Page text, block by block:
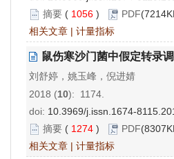
摘要 ( 1056 ) PDF
相关文章 | 计量指标
鼠伤寒沙门菌中假定转录
刘舒婷，姚玉峰，倪进婧
2018 (10): 1174.
doi: 10.3969/j.issn.1674-
摘要 ( 1274 ) PDF
相关文章 | 计量指标